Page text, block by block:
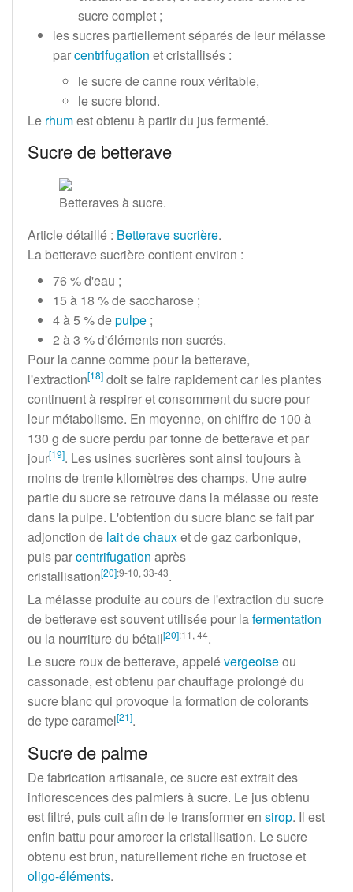
sucre complet ;
les sucres partiellement séparés de leur mélasse
parcentrifugation et cristallisés :
le sucre de canne roux véritable,
le sucre blond.
Le rhumest obtenu à partir du jus fermenté.
Sucre de betterave
Betteraves à sucre.
Article détaillé : Betterave sucrière.
La betterave sucrière contient environ :
76 % d'eau ;
15 à 18 % de saccharose ;
4 à 5 % depulpe ;
2 à 3 % d'éléments non sucrés.
Pour la canne comme pour la betterave,
l'extraction[18] doit se faire rapidement car les plantes
continuent à respirer et consomment du sucre pour
leur métabolisme. En moyenne, on chiffre de 100 à
130 g de sucre perdu par tonne de betterave et par
jour[19]. Les usines sucrières sont ainsi toujours à
moins de trente kilomètres des champs. Une autre
partie du sucre se retrouve dans la mélasse ou reste
dans la pulpe. L'obtention du sucre blanc se fait par
adjonction de lait de chauxet de gaz carbonique,
puis parcentrifugation après
cristallisation[20]:9-10, 33-43.
La mélasse produite au cours de l'extraction du sucre
de betterave est souvent utilisée pour lafermentation
ou la nourriture du bétail[20]:11, 44.
Le sucre roux de betterave, appelévergeoiseou
cassonade, est obtenu par chauffage prolongé du
sucre blanc qui provoque la formation de colorants
de type caramel[21].
Sucre de palme
De fabrication artisanale, ce sucre est extrait des
inflorescences des palmiers à sucre. Le jus obtenu
est filtré, puis cuit afin de le transformer en sirop. Il est
enfin battu pour amorcer la cristallisation. Le sucre
obtenu est brun, naturellement riche en fructose et
oligo-éléments.